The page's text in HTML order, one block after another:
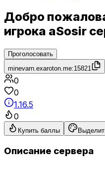
Добро
игрока aSosir
Проголосовать
minevarn.exaroton.me:15821
0
0
1.16.5
0
Купить баллы
Описание сервера